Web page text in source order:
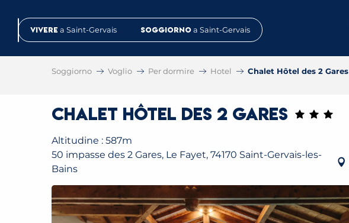
contenuVivere a Saint-Gervais Soggiorno a Saint-Gervais
Soggiorno Voglio Per dormire Hotel Chalet Hôtel des 2 Gares
Chalet Hôtel des 2 Gares
Altitudine : 587m
50 impasse des 2 Gares, Le Fayet, 74170 Saint-Gervais-les-
Bains